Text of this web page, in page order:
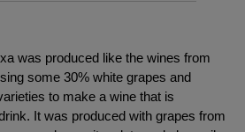
was produced like the wines from
some 30% white grapes and
to make a wine that is
It was produced with grapes from